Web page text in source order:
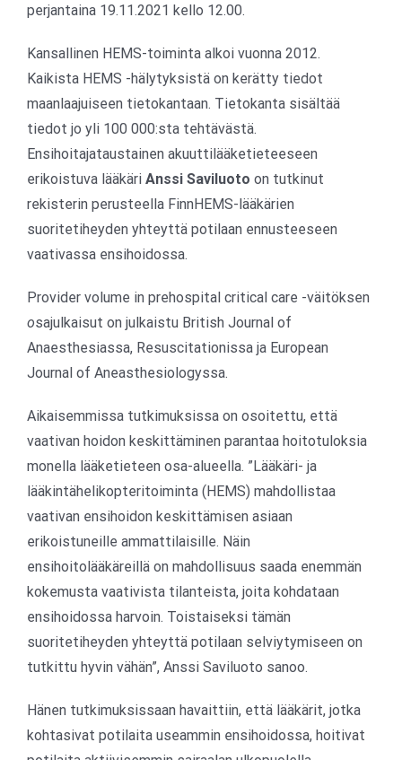
perjantaina 19.11.2021 kello 12.00.
Kansallinen HEMS-toiminta alkoi vuonna 2012.
Kaikista HEMS -hälytyksistä on kerätty tiedot
maanlaajuiseen tietokantaan. Tietokanta sisältää
tiedot jo yli 100 000:sta tehtävästä.
Ensihoitajataustainen akuuttilääketieteeseen
erikoistuva lääkäri Anssi Saviluoto on tutkinut
rekisterin perusteella FinnHEMS-lääkärien
suoritetiheyden yhteyttä potilaan ennusteeseen
vaativassa ensihoidossa.
Provider volume in prehospital critical care -väitöksen
osajulkaisut on julkaistu British Journal of
Anaesthesiassa, Resuscitationissa ja European
Journal of Aneasthesiologyssa.
Aikaisemmissa tutkimuksissa on osoitettu, että
vaativan hoidon keskittäminen parantaa hoitotuloksia
monella lääketieteen osa-alueella. ”Lääkäri- ja
lääkintähelikopteritoiminta (HEMS) mahdollistaa
vaativan ensihoidon keskittämisen asiaan
erikoistuneille ammattilaisille. Näin
ensihoitolääkäreillä on mahdollisuus saada enemmän
kokemusta vaativista tilanteista, joita kohdataan
ensihoidossa harvoin. Toistaiseksi tämän
suoritetiheyden yhteyttä potilaan selviytymiseen on
tutkittu hyvin vähän”, Anssi Saviluoto sanoo.
Hänen tutkimuksissaan havaittiin, että lääkärit, jotka
kohtasivat potilaita useammin ensihoidossa, hoitivat